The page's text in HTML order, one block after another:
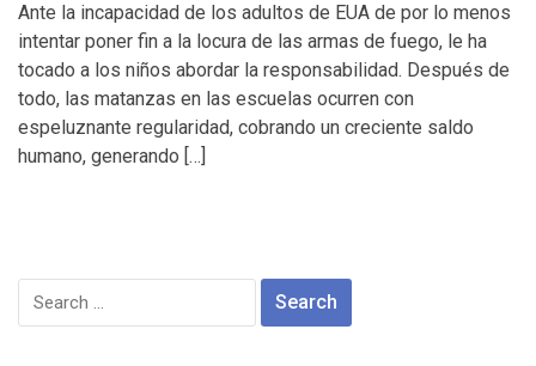
Ante la incapacidad de los adultos de EUA de por lo menos
intentar poner fin a la locura de las armas de fuego, le ha
tocado a los niños abordar la responsabilidad. Después de
todo, las matanzas en las escuelas ocurren con
espeluznante regularidad, cobrando un creciente saldo
humano, generando […]
Search
for: